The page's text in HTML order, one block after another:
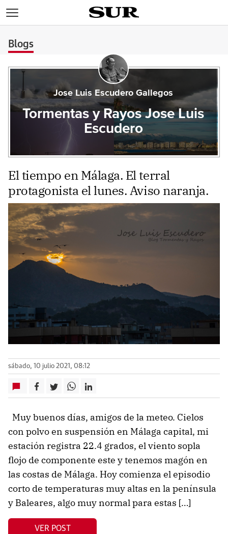
Blogs
Jose Luis Escudero Gallegos
Tormentas y Rayos Jose Luis
Escudero
El tiempo en Málaga. El terral
protagonista el lunes. Aviso naranja.
sábado, 10 julio 2021, 08:12
Muy buenos días, amigos de la meteo. Cielos
con polvo en suspensión en Málaga capital, mi
estación registra 22.4 grados, el viento sopla
flojo de componente este y tenemos magón en
las costas de Málaga. Hoy comienza el episodio
corto de temperaturas muy altas en la península
y Baleares, algo muy normal para estas […]
VER POST